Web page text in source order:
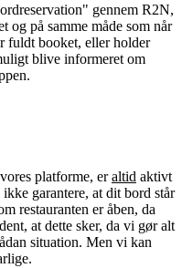
gennem R2N,
og på samme måde som når
fuldt booket, eller holder
blive informeret om
platforme, eraltid aktivt
garantere, at dit bord står
restauranten er åben, da
at dette sker, da vi gør alt
situation. Men vi kan